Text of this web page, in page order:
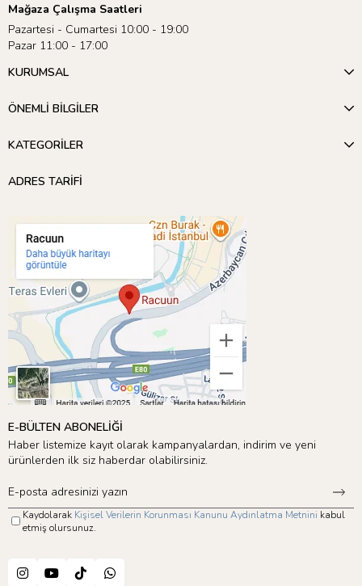
Mağaza Çalışma Saatleri
Pazartesi - Cumartesi 10:00 - 19:00
Pazar 11:00 - 17:00
KURUMSAL
ÖNEMLİ BİLGİLER
KATEGORİLER
ADRES TARİFİ
E-BÜLTEN ABONELİĞİ
Haber listemize kayıt olarak kampanyalardan, indirim ve yeni
ürünlerden ilk siz haberdar olabilirsiniz.
Kaydolarak Kişisel Verilerin Korunması Kanunu Aydınlatma Metnini kabul
etmiş olursunuz.